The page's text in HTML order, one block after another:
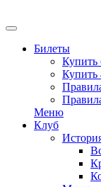
Билеты
Купить
Купить
Меню
Клуб